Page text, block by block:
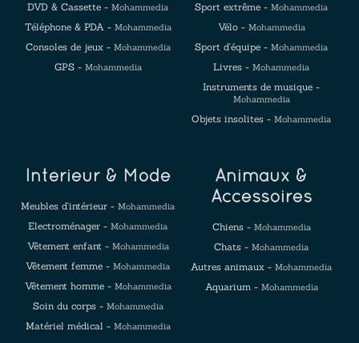
DVD & Cassette - Mohammedia
Téléphone & PDA - Mohammedia
Consoles de jeux - Mohammedia
GPS - Mohammedia
Sport extrême - Mohammedia
Vélo - Mohammedia
Sport d'équipe - Mohammedia
Livres - Mohammedia
Instruments de musique -
Mohammedia
Objets insolites - Mohammedia
Intérieur & Mode
Meubles d'intérieur - Mohammedia
Electroménager - Mohammedia
Vêtement enfant - Mohammedia
Vêtement femme - Mohammedia
Vêtement homme - Mohammedia
Soin du corps - Mohammedia
Matériel médical - Mohammedia
Animaux &
Accessoires
Chiens - Mohammedia
Chats - Mohammedia
Autres animaux - Mohammedia
Aquarium - Mohammedia